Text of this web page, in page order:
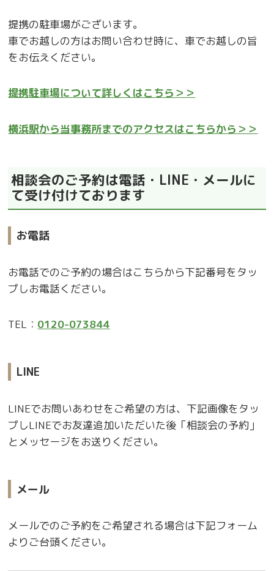
提携の駐車場がございます。
車でお越しの方はお問い合わせ時に、車でお越しの旨
をお伝えください。
提携駐車場について詳しくはこちら＞＞
横浜駅から当事務所までのアクセスはこちらから＞＞
相談会のご予約は電話・LINE・メールに
て受け付けております
お電話
お電話でのご予約の場合はこちらから下記番号をタッ
プしお電話ください。
TEL： 0120-073844
LINE
LINEでお問いあわせをご希望の方は、下記画像をタッ
プしLINEでお友達追加いただいた後「相談会の予約」
とメッセージをお送りください。
メール
メールでのご予約をご希望される場合は下記フォーム
よりご台頭ください。